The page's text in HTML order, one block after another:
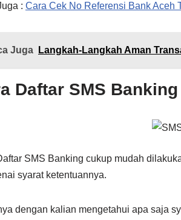
: Cara Cek No Referensi Bank Aceh
Juga Langkah-Langkah Aman
Daftar SMS
SMS Banking cukup mudah
syarat ketentuannya.
dengan kalian mengetahui apa saja